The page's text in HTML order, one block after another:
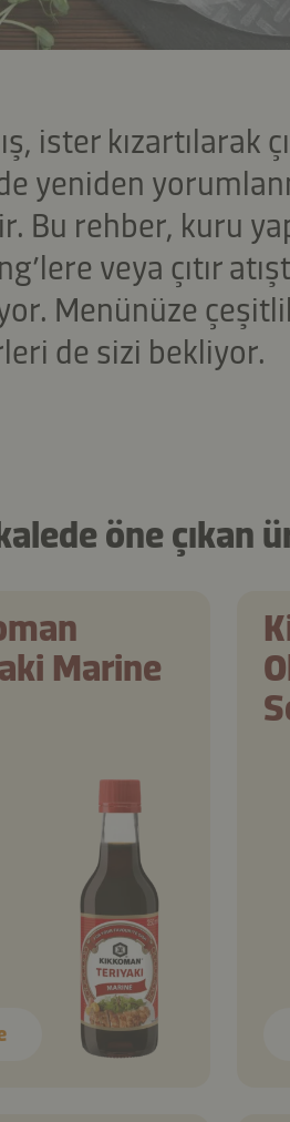
ister kızartılarak
yeniden
Bu rehber, kuru
veya çıtır
Menünüze
de sizi bekliyor.
öne çıkan
Marine